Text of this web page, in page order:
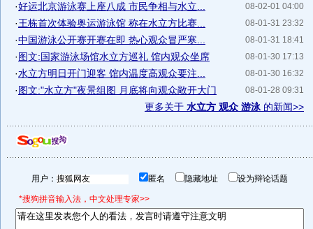
08-02-01 04:00
·好运北京游泳赛上座八成 市民争相与水立...
08-01-31 23:32
·王栋首次体验奥运游泳馆 称在水立方比赛...
08-01-31 18:41
·中国游泳公开赛开赛在即 热心观众冒严寒...
08-01-30 17:13
·图文:国家游泳场馆水立方巡礼 馆内观众坐席
08-01-30 16:32
·水立方明日开门迎客 馆内温度高观众要注...
08-01-28 09:31
·图文:"水立方"夜景组图 月底将向观众敞开大门
更多关于 水立方 观众 游泳 的新闻>>
用户： 匿名 隐藏地址 设为辩论话题
*搜狗拼音输入法，中文处理专家>>